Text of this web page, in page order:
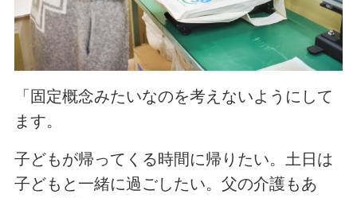
「固定概念みたいなのを考えないようにして
ます。
子どもが帰ってくる時間に帰りたい。土日は
子どもと一緒に過ごしたい。父の介護もあ